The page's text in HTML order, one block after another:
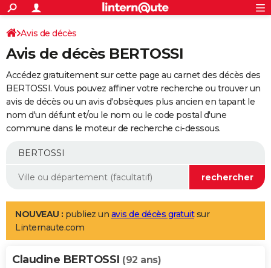
ACTUALITÉS
Politique
Société
Faits Divers
Education
Monde
Villes
+
SPORT
Coupe du monde 2026
Football
Tennis
Cyclisme
Rugby
Forum
Programme TV
TNT
Streaming
Cinéma
Sorties cinéma
Musique
+
FINANCE
Retraite
Epargne
Immobilier
Risques naturels par ville
Banque
Assurance
AUTO
Essais
Réserver un essai
Citadines
Berlines
SUV
Forum auto
+
Mobiles
Meilleur smartphone
Internet
Ordinateurs
Jeux vidéo
Guide high-tech
Aménagement intérieur
LIFESTYLE
Art de vivre
Bien-être
Loisirs
Mode
Modes de vie
Alimentation
Guide de la santé
Maladies
Médicaments
Sommeil
VOYAGE
Avis de décès
Avis de décès BERTOSSI
Accédez gratuitement sur cette page au carnet des décès des
BERTOSSI. Vous pouvez affiner votre recherche ou trouver un
avis de décès ou un avis d'obsèques plus ancien en tapant le
nom d'un défunt et/ou le nom ou le code postal d'une
commune dans le moteur de recherche ci-dessous.
NOUVEAU : publiez un avis de décès gratuitsur
Linternaute.com
Claudine BERTOSSI (92 ans)